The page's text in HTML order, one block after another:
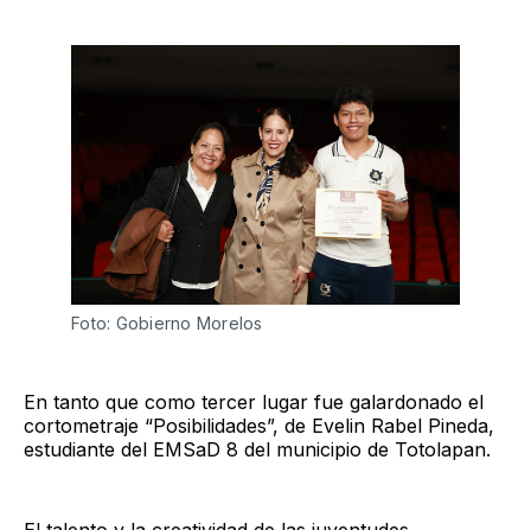
Foto: Gobierno Morelos
En tanto que como tercer lugar fue galardonado el
cortometraje “Posibilidades”, de Evelin Rabel Pineda,
estudiante del EMSaD 8 del municipio de Totolapan.